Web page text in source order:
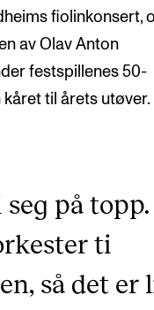
fiolinkonsert,
av Olav Anton
festspillenes 50-
til årets utøver.
på topp.
ti
så det er